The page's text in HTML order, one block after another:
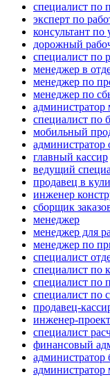
специалист по
эксперт по
консультант по
дорожный
специалист по
менеджер в
менеджер по
менеджер по
администратор
специалист по
мобильный
администратор
главный кассир
ведущий
продавец в
инженер
сборщик
менеджер
менеджер для
менеджер по
специалист
специалист по
специалист по
специалист по
продавец-
инженер-
специалист
финансовый
администратор
администратор